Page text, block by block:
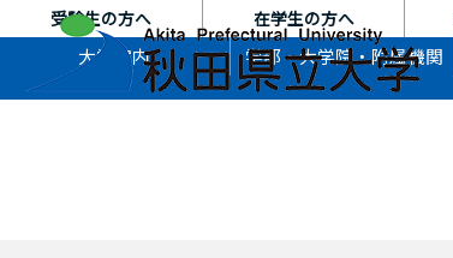
文
ス
受験生の方へ 在学生の方へ
大学案内 学部・大学院・附属機関